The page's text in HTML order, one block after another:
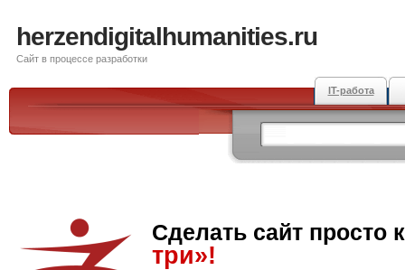
herzendigitalhumanities.ru
Сайт в процессе разработки
IT-работа
Сделать сайт просто
три»!